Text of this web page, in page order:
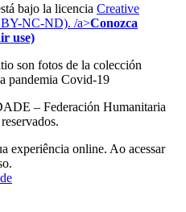
bajo la licencia Creative
BY-NC-ND). /a>Conozca
use)
son fotos de la colección
pandemia Covid-19
– Federación Humanitaria
experiência online. Ao acessar